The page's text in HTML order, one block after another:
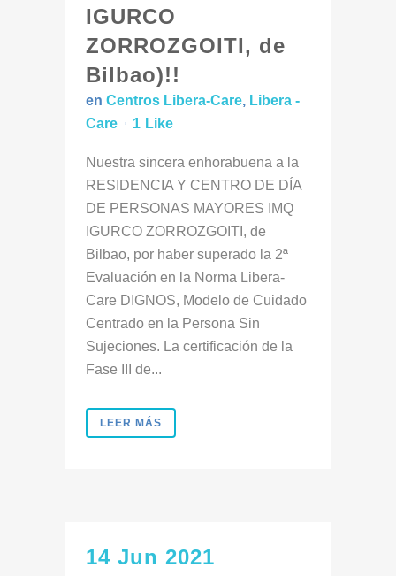
IGURCO
ZORROZGOITI, de
Bilbao)!!
en Centros Libera-Care, Libera -
Care
1 Like
Nuestra sincera enhorabuena a la
RESIDENCIA Y CENTRO DE DÍA
DE PERSONAS MAYORES IMQ
IGURCO ZORROZGOITI, de
Bilbao, por haber superado la 2ª
Evaluación en la Norma Libera-
Care DIGNOS, Modelo de Cuidado
Centrado en la Persona Sin
Sujeciones. La certificación de la
Fase III de...
LEER MÁS
14 Jun 2021